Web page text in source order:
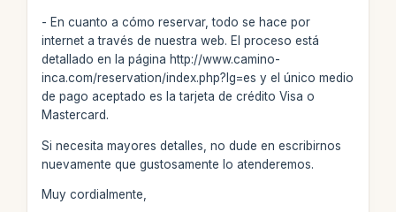
- En cuanto a cómo reservar, todo se hace por
internet a través de nuestra web. El proceso está
detallado en la página http://www.camino-
inca.com/reservation/index.php?lg=es y el único medio
de pago aceptado es la tarjeta de crédito Visa o
Mastercard.
Si necesita mayores detalles, no dude en escribirnos
nuevamente que gustosamente lo atenderemos.
Muy cordialmente,